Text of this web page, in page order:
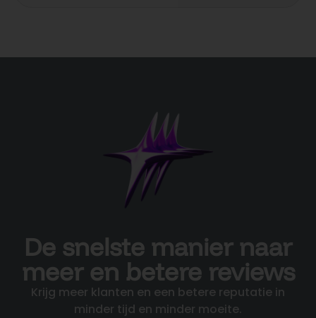
De snelste manier naar
meer en betere reviews
Krijg meer klanten en een betere reputatie in
minder tijd en minder moeite.